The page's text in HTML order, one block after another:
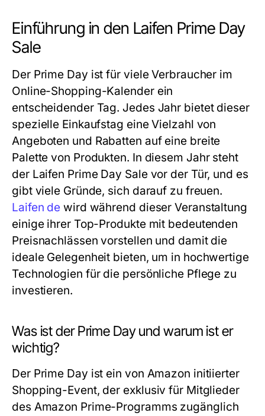
Einführung in den Laifen Prime Day
Sale
Der Prime Day ist für viele Verbraucher im
Online-Shopping-Kalender ein
entscheidender Tag. Jedes Jahr bietet dieser
spezielle Einkaufstag eine Vielzahl von
Angeboten und Rabatten auf eine breite
Palette von Produkten. In diesem Jahr steht
der Laifen Prime Day Sale vor der Tür, und es
gibt viele Gründe, sich darauf zu freuen.
Laifen de wird während dieser Veranstaltung
einige ihrer Top-Produkte mit bedeutenden
Preisnachlässen vorstellen und damit die
ideale Gelegenheit bieten, um in hochwertige
Technologien für die persönliche Pflege zu
investieren.
Was ist der Prime Day und warum ist er
wichtig?
Der Prime Day ist ein von Amazon initiierter
Shopping-Event, der exklusiv für Mitglieder
des Amazon Prime-Programms zugänglich